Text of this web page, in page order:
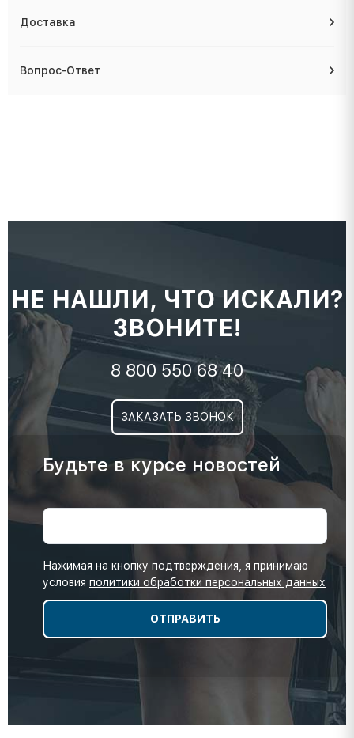
Доставка
Вопрос-Ответ
НЕ НАШЛИ, ЧТО ИСКАЛИ?
ЗВОНИТЕ!
8 800 550 68 40
ЗАКАЗАТЬ ЗВОНОК
Будьте в курсе новостей
Нажимая на кнопку подтверждения, я принимаю
условия политики обработки персональных данных